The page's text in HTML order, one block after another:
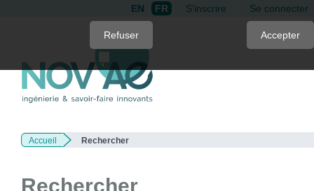
page
content
Navigation
Main
EN FR S'inscrire Se connecter
Accueil Rechercher
Rechercher
Refuser Accepter